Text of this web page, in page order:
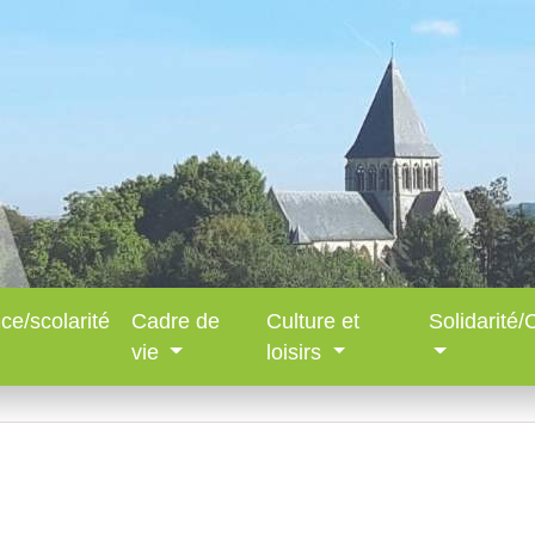
scolarité
Cadre de
vie
Culture et
loisirs
Solidarité/